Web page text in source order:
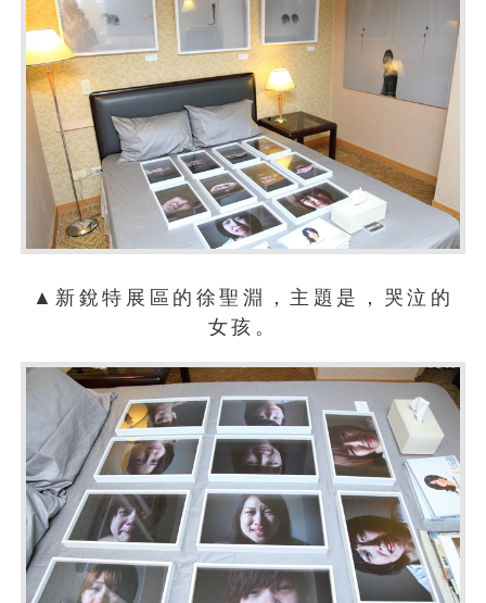
▲新銳特展區的徐聖淵，主題是，哭泣的
女孩。